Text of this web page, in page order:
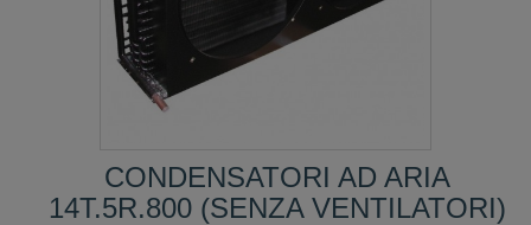
CONDENSATORI AD ARIA
14T.5R.800 (SENZA VENTILATORI)